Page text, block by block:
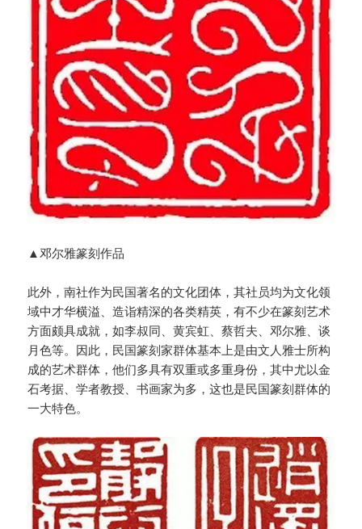
▲邓尔雅篆刻作品
此外，南社作为民国著名的文化团体，其社员均为文化领
域中才华横溢、造诣精深的各类精英，有不少在篆刻艺术
方面颇具成就，如李叔同、黄宾虹、蔡哲夫、邓尔雅、谈
月色等。因此，民国篆刻家群体基本上是由文人雅士所构
成的艺术群体，他们多具有双重或多重身份，其中尤以金
石考据、学者教授、书画家为多，这也是民国篆刻群体的
一大特色。